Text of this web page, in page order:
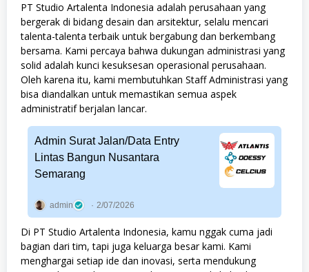
PT Studio Artalenta Indonesia adalah perusahaan yang
bergerak di bidang desain dan arsitektur, selalu mencari
talenta-talenta terbaik untuk bergabung dan berkembang
bersama. Kami percaya bahwa dukungan administrasi yang
solid adalah kunci kesuksesan operasional perusahaan.
Oleh karena itu, kami membutuhkan Staff Administrasi yang
bisa diandalkan untuk memastikan semua aspek
administratif berjalan lancar.
Admin Surat Jalan/Data Entry
Lintas Bangun Nusantara
Semarang
admin 2/07/2026
Di PT Studio Artalenta Indonesia, kamu nggak cuma jadi
bagian dari tim, tapi juga keluarga besar kami. Kami
menghargai setiap ide dan inovasi, serta mendukung